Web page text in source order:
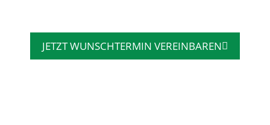
JETZT WUNSCHTERMIN VEREINBAREN